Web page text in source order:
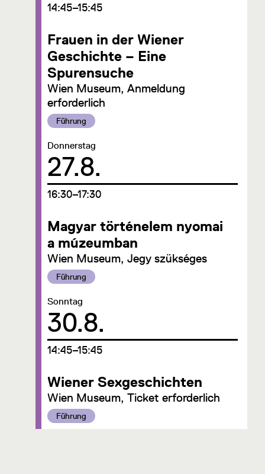
Frauen in der Wiener
Geschichte – Eine
Spurensuche
Wien Museum, Anmeldung
erforderlich
Kategorie:
Führung
um
14:45–15:45
Magyar történelem nyomai
a múzeumban
Wien Museum, Jegy szükséges
Kategorie:
Führung
Datum:
27.8.
Donnerstag
um
16:30–17:30
Wiener Sexgeschichten
Wien Museum, Ticket erforderlich
Kategorie:
Führung
Datum:
30.8.
Sonntag
um
14:45–15:45